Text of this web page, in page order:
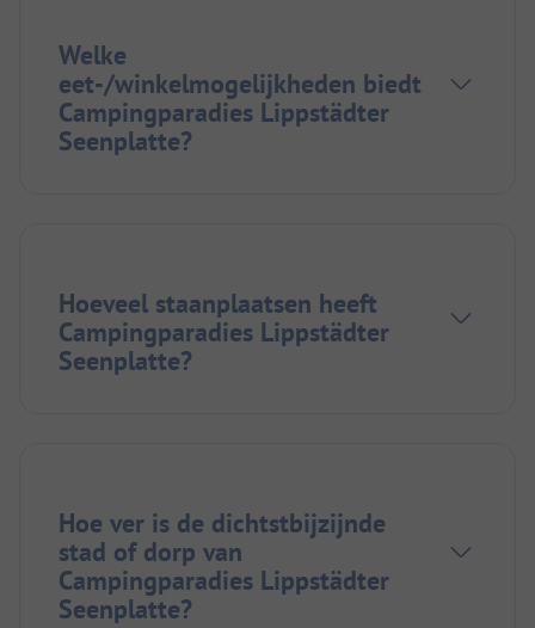
Welke
eet-/winkelmogelijkheden biedt
Campingparadies Lippstädter
Seenplatte?
Hoeveel staanplaatsen heeft
Campingparadies Lippstädter
Seenplatte?
Hoe ver is de dichtstbijzijnde
stad of dorp van
Campingparadies Lippstädter
Seenplatte?